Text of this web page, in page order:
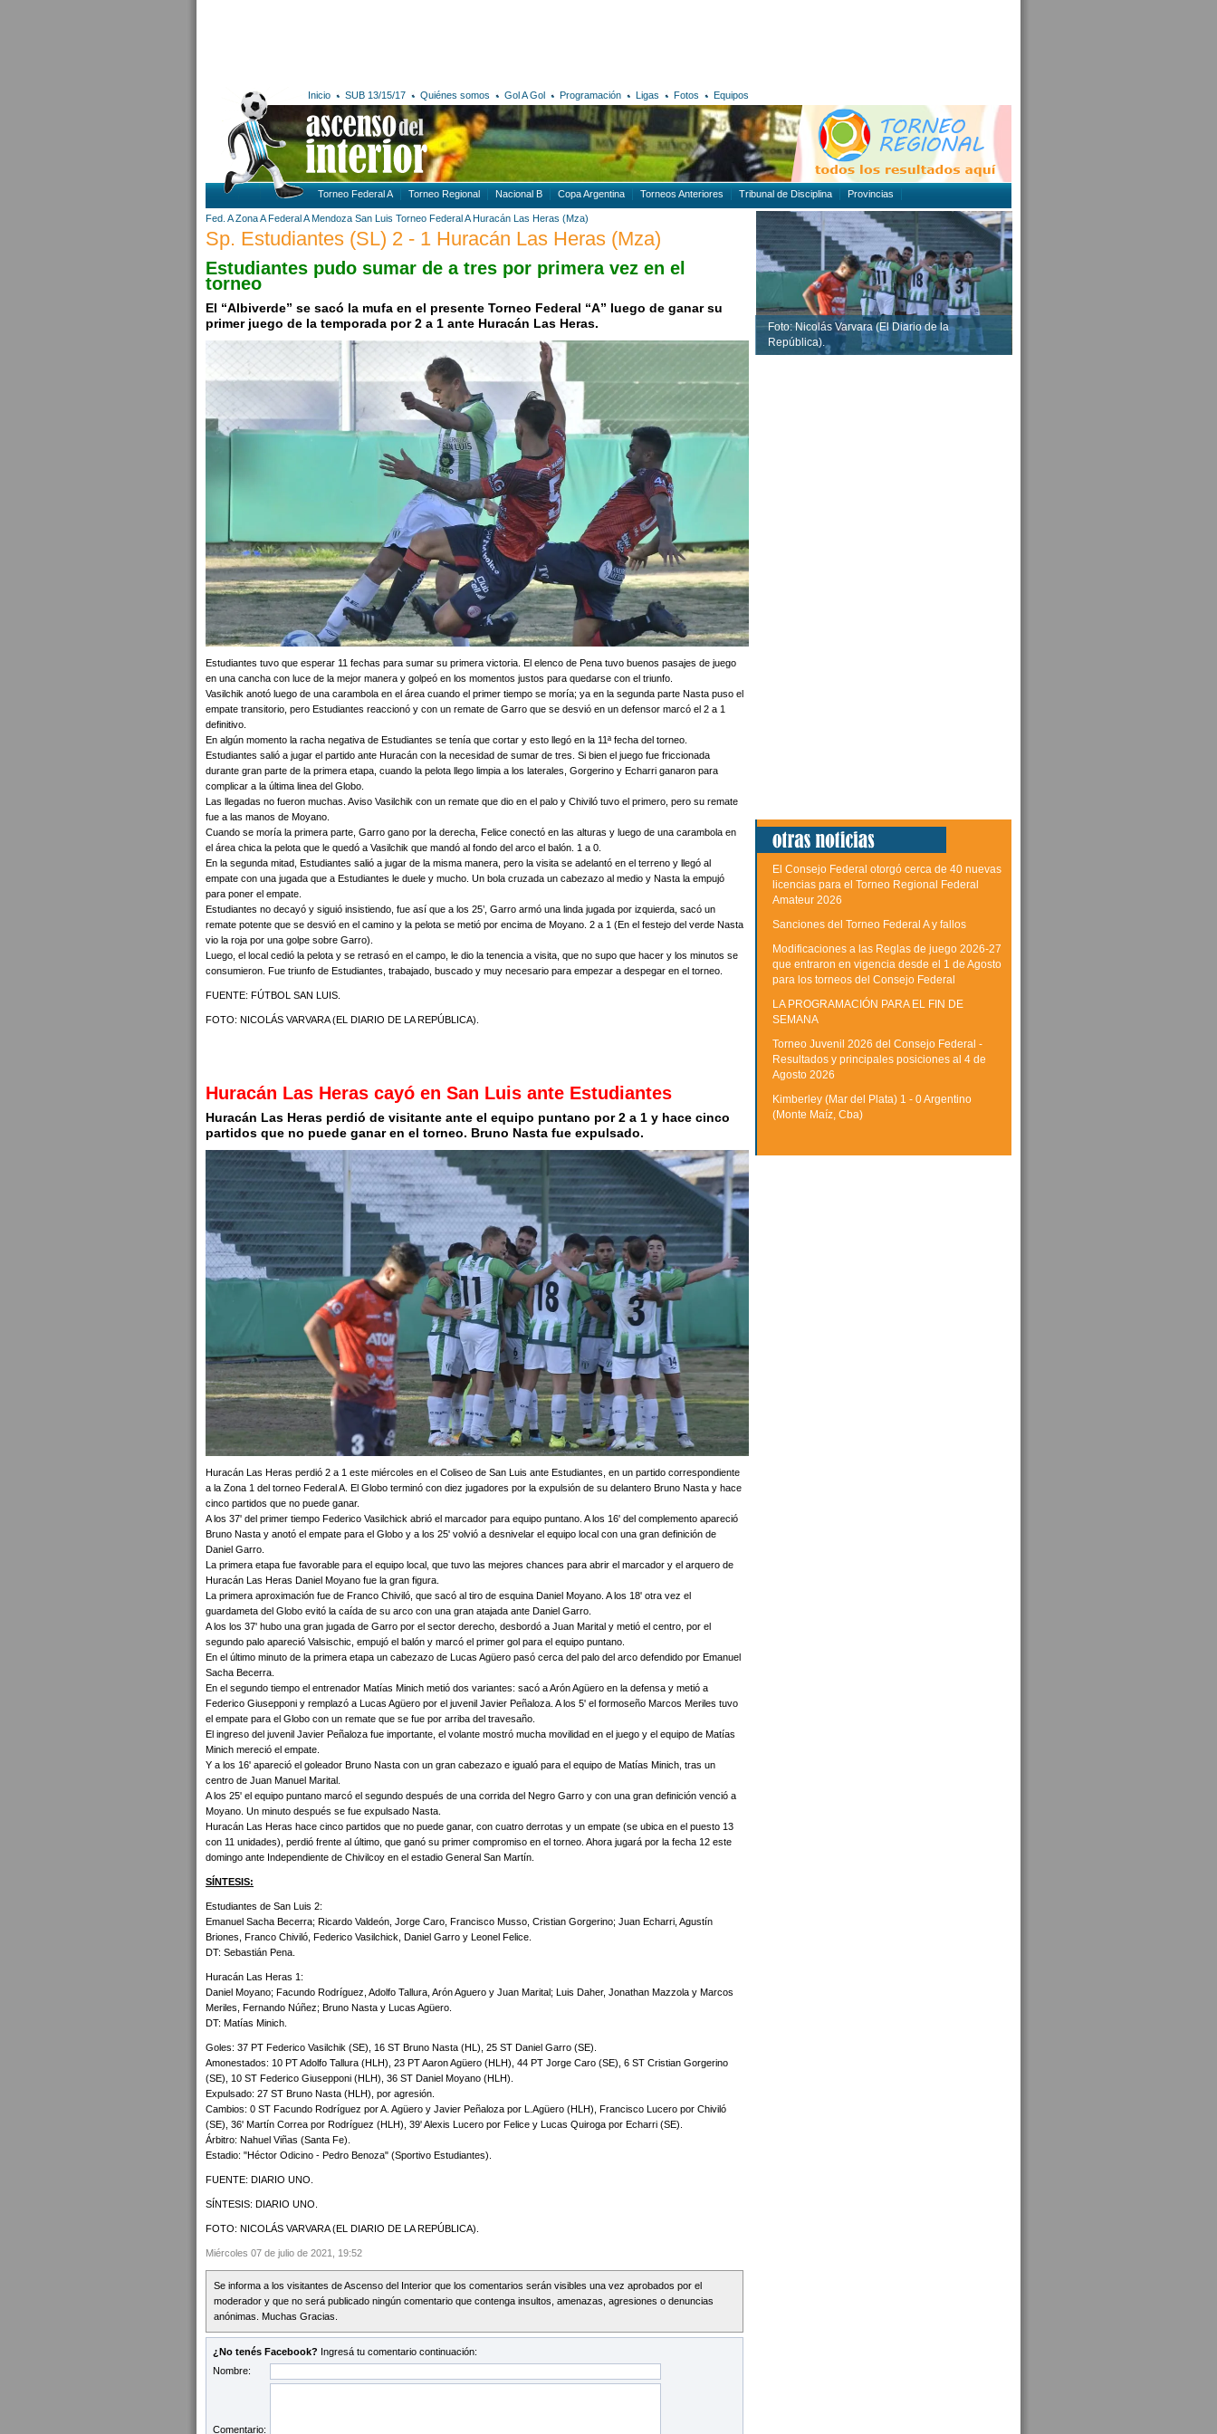
Inicio SUB 13/15/17 Quiénes somos Gol A Gol Programación Ligas Fotos Equipos
Torneo Federal A Torneo Regional Nacional B Copa Argentina Torneos Anteriores Tribunal de Disciplina Provincias
Fed. A Zona A Federal A Mendoza San Luis Torneo Federal A Huracán Las Heras (Mza)
Sp. Estudiantes (SL) 2 - 1 Huracán Las Heras (Mza)
Estudiantes pudo sumar de a tres por primera vez en el
torneo
El “Albiverde” se sacó la mufa en el presente Torneo Federal “A” luego de ganar su
primer juego de la temporada por 2 a 1 ante Huracán Las Heras.
Estudiantes tuvo que esperar 11 fechas para sumar su primera victoria. El elenco de Pena tuvo buenos pasajes de juego
en una cancha con luce de la mejor manera y golpeó en los momentos justos para quedarse con el triunfo.
Vasilchik anotó luego de una carambola en el área cuando el primer tiempo se moría; ya en la segunda parte Nasta puso el
empate transitorio, pero Estudiantes reaccionó y con un remate de Garro que se desvió en un defensor marcó el 2 a 1
definitivo.
En algún momento la racha negativa de Estudiantes se tenía que cortar y esto llegó en la 11ª fecha del torneo.
Estudiantes salió a jugar el partido ante Huracán con la necesidad de sumar de tres. Si bien el juego fue friccionada
durante gran parte de la primera etapa, cuando la pelota llego limpia a los laterales, Gorgerino y Echarri ganaron para
complicar a la última linea del Globo.
Las llegadas no fueron muchas. Aviso Vasilchik con un remate que dio en el palo y Chiviló tuvo el primero, pero su remate
fue a las manos de Moyano.
Cuando se moría la primera parte, Garro gano por la derecha, Felice conectó en las alturas y luego de una carambola en
el área chica la pelota que le quedó a Vasilchik que mandó al fondo del arco el balón. 1 a 0.
En la segunda mitad, Estudiantes salió a jugar de la misma manera, pero la visita se adelantó en el terreno y llegó al
empate con una jugada que a Estudiantes le duele y mucho. Un bola cruzada un cabezazo al medio y Nasta la empujó
para poner el empate.
Estudiantes no decayó y siguió insistiendo, fue así que a los 25’, Garro armó una linda jugada por izquierda, sacó un
remate potente que se desvió en el camino y la pelota se metió por encima de Moyano. 2 a 1 (En el festejo del verde Nasta
vio la roja por una golpe sobre Garro).
Luego, el local cedió la pelota y se retrasó en el campo, le dio la tenencia a visita, que no supo que hacer y los minutos se
consumieron. Fue triunfo de Estudiantes, trabajado, buscado y muy necesario para empezar a despegar en el torneo.
FUENTE: FÚTBOL SAN LUIS.
FOTO: NICOLÁS VARVARA (EL DIARIO DE LA REPÚBLICA).
Huracán Las Heras cayó en San Luis ante Estudiantes
Huracán Las Heras perdió de visitante ante el equipo puntano por 2 a 1 y hace cinco
partidos que no puede ganar en el torneo. Bruno Nasta fue expulsado.
Huracán Las Heras perdió 2 a 1 este miércoles en el Coliseo de San Luis ante Estudiantes, en un partido correspondiente
a la Zona 1 del torneo Federal A. El Globo terminó con diez jugadores por la expulsión de su delantero Bruno Nasta y hace
cinco partidos que no puede ganar.
A los 37' del primer tiempo Federico Vasilchick abrió el marcador para equipo puntano. A los 16' del complemento apareció
Bruno Nasta y anotó el empate para el Globo y a los 25' volvió a desnivelar el equipo local con una gran definición de
Daniel Garro.
La primera etapa fue favorable para el equipo local, que tuvo las mejores chances para abrir el marcador y el arquero de
Huracán Las Heras Daniel Moyano fue la gran figura.
La primera aproximación fue de Franco Chiviló, que sacó al tiro de esquina Daniel Moyano. A los 18' otra vez el
guardameta del Globo evitó la caída de su arco con una gran atajada ante Daniel Garro.
A los los 37' hubo una gran jugada de Garro por el sector derecho, desbordó a Juan Marital y metió el centro, por el
segundo palo apareció Valsischic, empujó el balón y marcó el primer gol para el equipo puntano.
En el último minuto de la primera etapa un cabezazo de Lucas Agüero pasó cerca del palo del arco defendido por Emanuel
Sacha Becerra.
En el segundo tiempo el entrenador Matías Minich metió dos variantes: sacó a Arón Agüero en la defensa y metió a
Federico Giusepponi y remplazó a Lucas Agüero por el juvenil Javier Peñaloza. A los 5' el formoseño Marcos Meriles tuvo
el empate para el Globo con un remate que se fue por arriba del travesaño.
El ingreso del juvenil Javier Peñaloza fue importante, el volante mostró mucha movilidad en el juego y el equipo de Matías
Minich mereció el empate.
Y a los 16' apareció el goleador Bruno Nasta con un gran cabezazo e igualó para el equipo de Matías Minich, tras un
centro de Juan Manuel Marital.
A los 25' el equipo puntano marcó el segundo después de una corrida del Negro Garro y con una gran definición venció a
Moyano. Un minuto después se fue expulsado Nasta.
Huracán Las Heras hace cinco partidos que no puede ganar, con cuatro derrotas y un empate (se ubica en el puesto 13
con 11 unidades), perdió frente al último, que ganó su primer compromiso en el torneo. Ahora jugará por la fecha 12 este
domingo ante Independiente de Chivilcoy en el estadio General San Martín.
SÍNTESIS:
Estudiantes de San Luis 2:
Emanuel Sacha Becerra; Ricardo Valdeón, Jorge Caro, Francisco Musso, Cristian Gorgerino; Juan Echarri, Agustín
Briones, Franco Chiviló, Federico Vasilchick, Daniel Garro y Leonel Felice.
DT: Sebastián Pena.
Huracán Las Heras 1:
Daniel Moyano; Facundo Rodríguez, Adolfo Tallura, Arón Aguero y Juan Marital; Luis Daher, Jonathan Mazzola y Marcos
Meriles, Fernando Núñez; Bruno Nasta y Lucas Agüero.
DT: Matías Minich.
Goles: 37 PT Federico Vasilchik (SE), 16 ST Bruno Nasta (HL), 25 ST Daniel Garro (SE).
Amonestados: 10 PT Adolfo Tallura (HLH), 23 PT Aaron Agüero (HLH), 44 PT Jorge Caro (SE), 6 ST Cristian Gorgerino
(SE), 10 ST Federico Giusepponi (HLH), 36 ST Daniel Moyano (HLH).
Expulsado: 27 ST Bruno Nasta (HLH), por agresión.
Cambios: 0 ST Facundo Rodríguez por A. Agüero y Javier Peñaloza por L.Agüero (HLH), Francisco Lucero por Chiviló
(SE), 36' Martín Correa por Rodríguez (HLH), 39' Alexis Lucero por Felice y Lucas Quiroga por Echarri (SE).
Árbitro: Nahuel Viñas (Santa Fe).
Estadio: "Héctor Odicino - Pedro Benoza" (Sportivo Estudiantes).
FUENTE: DIARIO UNO.
SÍNTESIS: DIARIO UNO.
FOTO: NICOLÁS VARVARA (EL DIARIO DE LA REPÚBLICA).
Miércoles 07 de julio de 2021, 19:52
Se informa a los visitantes de Ascenso del Interior que los comentarios serán visibles una vez aprobados por el
moderador y que no será publicado ningún comentario que contenga insultos, amenazas, agresiones o denuncias
anónimas. Muchas Gracias.
¿No tenés Facebook? Ingresá tu comentario continuación:
Nombre:
Comentario:
Foto: Nicolás Varvara (El Diario de la
República).
El Consejo Federal otorgó cerca de 40 nuevas
licencias para el Torneo Regional Federal
Amateur 2026
Sanciones del Torneo Federal A y fallos
Modificaciones a las Reglas de juego 2026-27
que entraron en vigencia desde el 1 de Agosto
para los torneos del Consejo Federal
LA PROGRAMACIÓN PARA EL FIN DE
SEMANA
Torneo Juvenil 2026 del Consejo Federal -
Resultados y principales posiciones al 4 de
Agosto 2026
Kimberley (Mar del Plata) 1 - 0 Argentino
(Monte Maíz, Cba)